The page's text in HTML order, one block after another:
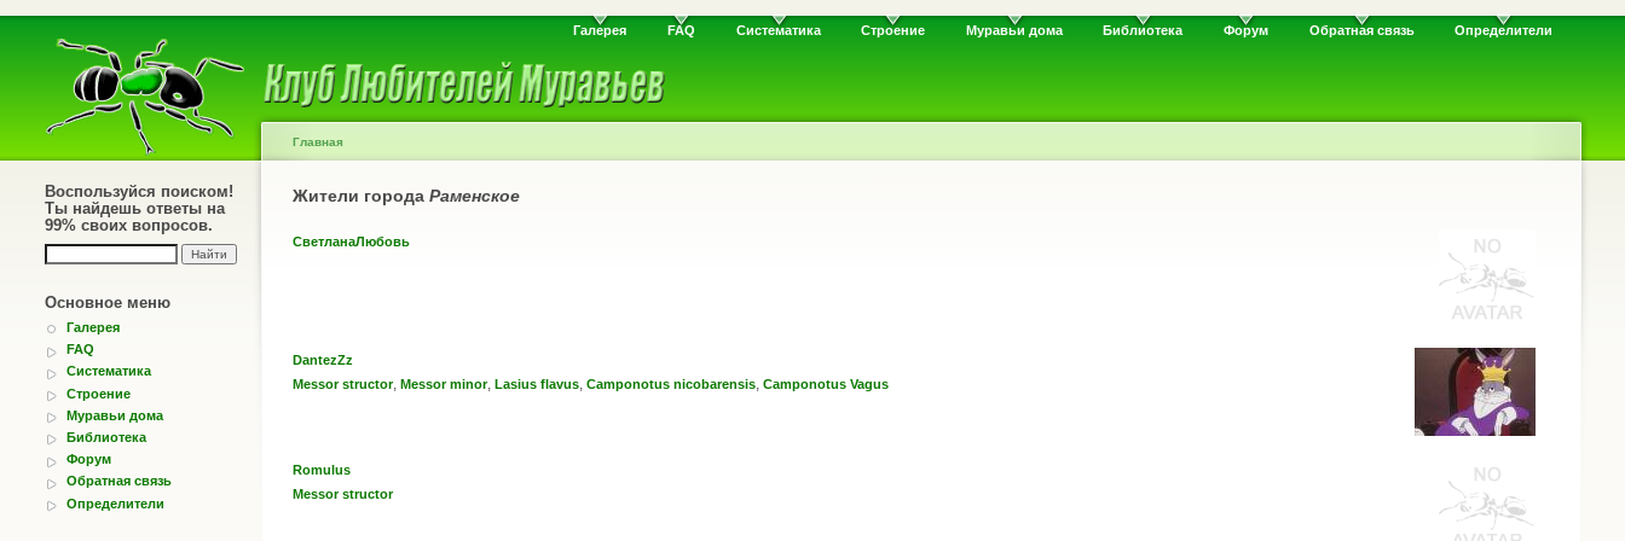
Галерея FAQ Систематика Строение Муравьи дома Библиотека Форум Обратная связь Определители
Воспользуйся поиском!
Ты найдешь ответы на
99% своих вопросов.
Основное меню
Галерея
FAQ
Систематика
Строение
Муравьи дома
Библиотека
Форум
Обратная связь
Определители
Главная
Жители города Раменское
СветланаЛюбовь
DantezZz
Messor structor, Messor minor, Lasius flavus, Camponotus nicobarensis, Camponotus Vagus
Romulus
Messor structor